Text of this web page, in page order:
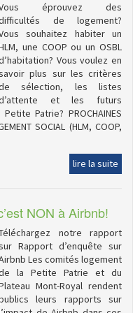
éprouvez des
de logement?
souhaitez habiter un
une COOP ou un OSBL
Vous voulez en
plus sur les critères
sélection, les listes
et les futurs
Patrie? PROCHAINES
SOCIAL (HLM, COOP,
lire la suite
NON à Airbnb!
notre rapport
Rapport d’enquête sur
Les comités logement
la Petite Patrie et du
Mont-Royal rendent
leurs rapports sur